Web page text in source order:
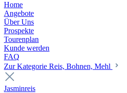
Home
Angebote
Über Uns
Prospekte
Tourenplan
Kunde werden
FAQ
Zur Kategorie Reis, Bohnen, Mehl
Jasminreis